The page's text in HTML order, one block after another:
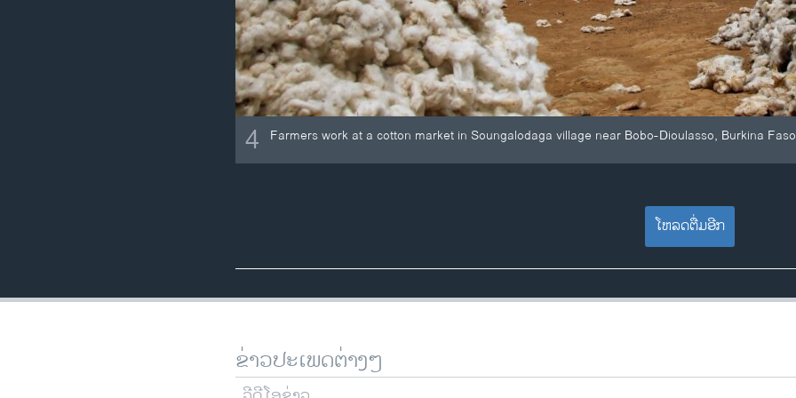
4 Farmers work at a cotton market in Soungalodaga village near Bobo-Dioulasso, Burkina
ໂຫລດຕື່ມອີກ
ຂ່າວປະເພດຕ່າງໆ